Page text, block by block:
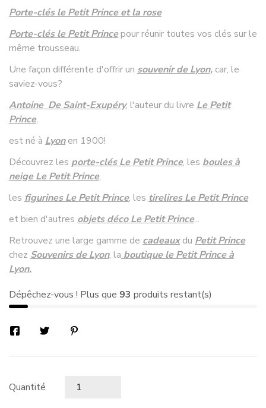
Porte-clés le Petit Prince et la rose
Porte-clés le Petit Princepour réunir toutes vos clés sur le
même trousseau.
Une façon différente d'offrir un souvenir de Lyon, car, le
saviez-vous?
Antoine De Saint-Exupéry, l'auteur du livre Le Petit
Prince,
est né à Lyon en 1900!
Découvrez les porte-clés Le Petit Prince, les boules à
neige Le Petit Prince,
les figurines Le Petit Prince, les tirelires Le Petit Prince
et bien d'autres objets déco Le Petit Prince...
Retrouvez une large gamme de cadeauxdu Petit Prince
chez Souvenirs de Lyon, la boutique le Petit Prince à
Lyon.
Dépêchez-vous ! Plus que 93 produits restant(s)
Quantité